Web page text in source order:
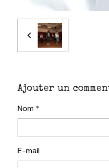
Ajouter un
Nom
E-mail